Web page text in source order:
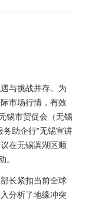
与挑战并存。为
市场行情，有效
锡市贸促会（无锡
务助企行”无锡宣讲
在无锡滨湖区顺
。
长紧扣当前全球
分析了地缘冲突